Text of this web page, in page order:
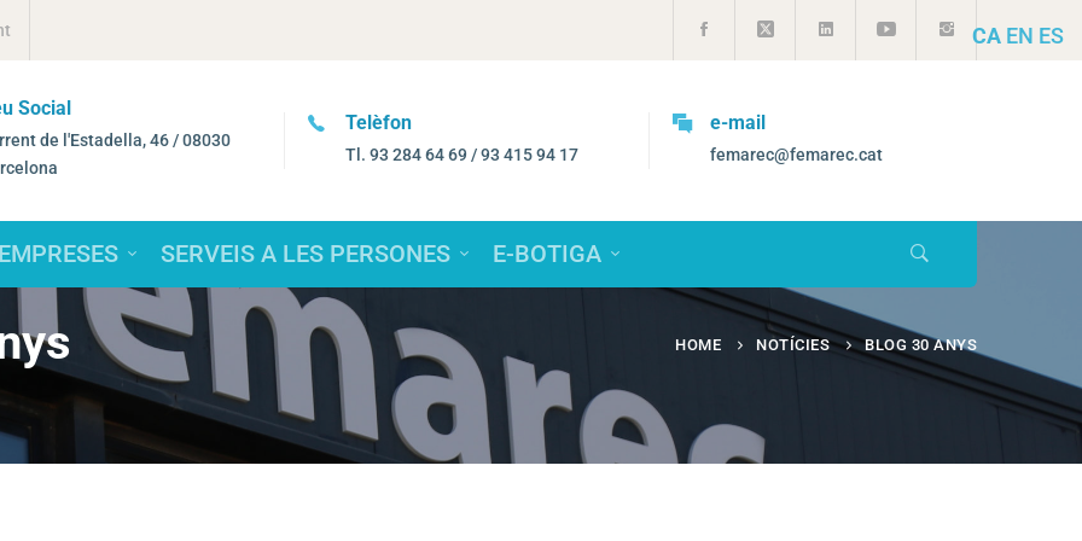
Telèfon
Tl. 93 284 64 69 / 93 415 94 17 femarec@femarec.cat selecciorrhh@femarec.cat
SERVEIS A LES PERSONES E-BOTIGA
HOME NOTÍCIES BLOG 30 ANYS
CA EN ES